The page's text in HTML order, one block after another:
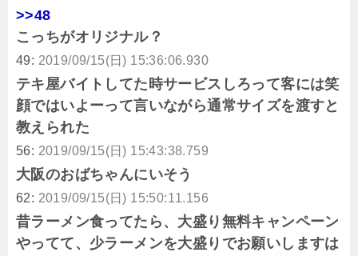
>>48
こっちがオリジナル？
49: 2019/09/15(日) 15:36:06.930
テキ屋バイトしてた時サービスしろって客には笑
顔ではいよーって言いながら通常サイズを渡すと
教えられた
56: 2019/09/15(日) 15:43:38.759
大阪のおばちゃんにいそう
62: 2019/09/15(日) 15:50:11.156
昔ラーメン食ってたら、大盛り無料キャンペーン
やってて、少ラーメンを大盛りでお願いしますは